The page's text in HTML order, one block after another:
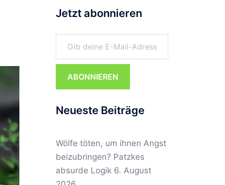
Jetzt abonnieren
Gib deine E-Mail-Adresse ein ...
ABONNIEREN
Neueste Beiträge
Wölfe töten, um ihnen Angst
beizubringen? Patzkes
absurde Logik 6. August